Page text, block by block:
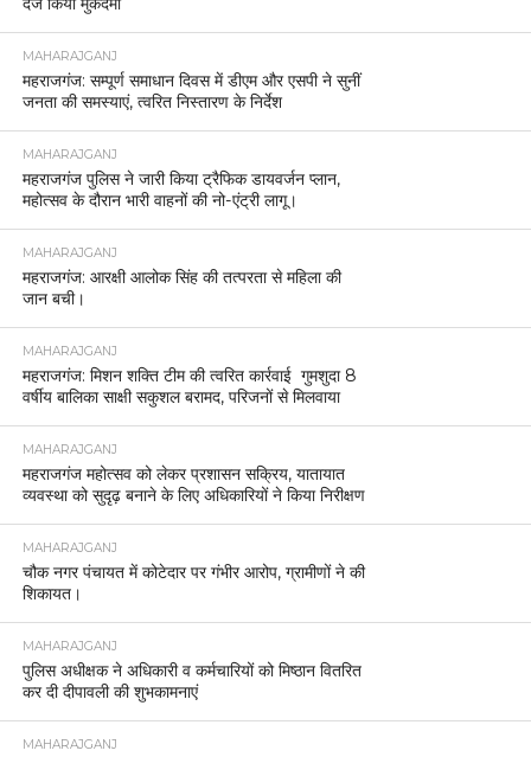
MAHARAJGANJ
महराजगंज: सम्पूर्ण समाधान दिवस में डीएम और एसपी ने सुनीं
जनता की समस्याएं, त्वरित निस्तारण के निर्देश
MAHARAJGANJ
महराजगंज पुलिस ने जारी किया ट्रैफिक डायवर्जन प्लान,
महोत्सव के दौरान भारी वाहनों की नो-एंट्री लागू।
MAHARAJGANJ
महराजगंज: आरक्षी आलोक सिंह की तत्परता से महिला की
जान बची।
MAHARAJGANJ
महराजगंज: मिशन शक्ति टीम की त्वरित कार्रवाई गुमशुदा 8
वर्षीय बालिका साक्षी सकुशल बरामद, परिजनों से मिलवाया
MAHARAJGANJ
महराजगंज महोत्सव को लेकर प्रशासन सक्रिय, यातायात
व्यवस्था को सुदृढ़ बनाने के लिए अधिकारियों ने किया निरीक्षण
MAHARAJGANJ
चौक नगर पंचायत में कोटेदार पर गंभीर आरोप, ग्रामीणों ने की
शिकायत।
MAHARAJGANJ
पुलिस अधीक्षक ने अधिकारी व कर्मचारियों को मिष्ठान वितरित
कर दी दीपावली की शुभकामनाएं
MAHARAJGANJ